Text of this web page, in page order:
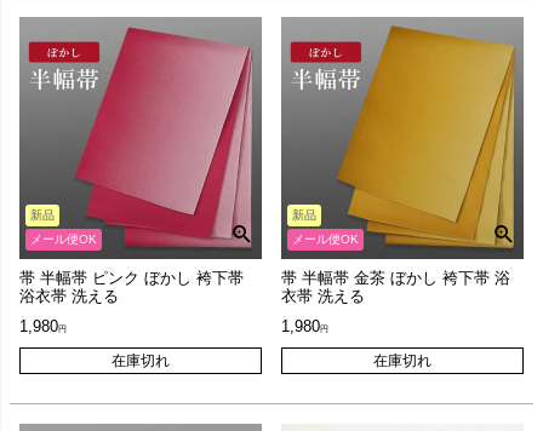
新品
メール便OK
帯 半幅帯 ピンク ぼかし 袴下帯
浴衣帯 洗える
1,980
在庫切れ
新品
メール便OK
帯 半幅帯 金茶 ぼかし 袴下帯 浴
衣帯 洗える
1,980
在庫切れ